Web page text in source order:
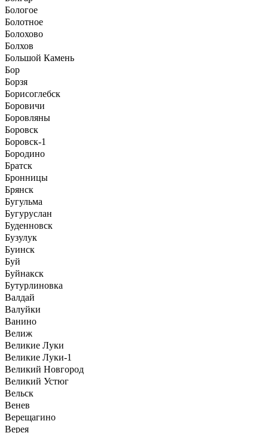
Бологое
Болотное
Болохово
Болхов
Большой Камень
Бор
Борзя
Борисоглебск
Боровичи
Боровляны
Боровск
Боровск-1
Бородино
Братск
Бронницы
Брянск
Бугульма
Бугуруслан
Буденновск
Бузулук
Буинск
Буй
Буйнакск
Бутурлиновка
Валдай
Валуйки
Ванино
Велиж
Великие Луки
Великие Луки-1
Великий Новгород
Великий Устюг
Вельск
Венев
Верещагино
Верея